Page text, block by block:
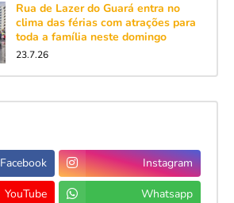
Rua de Lazer do Guará entra no
clima das férias com atrações para
toda a família neste domingo
23.7.26
Facebook Instagram
YouTube Whatsapp